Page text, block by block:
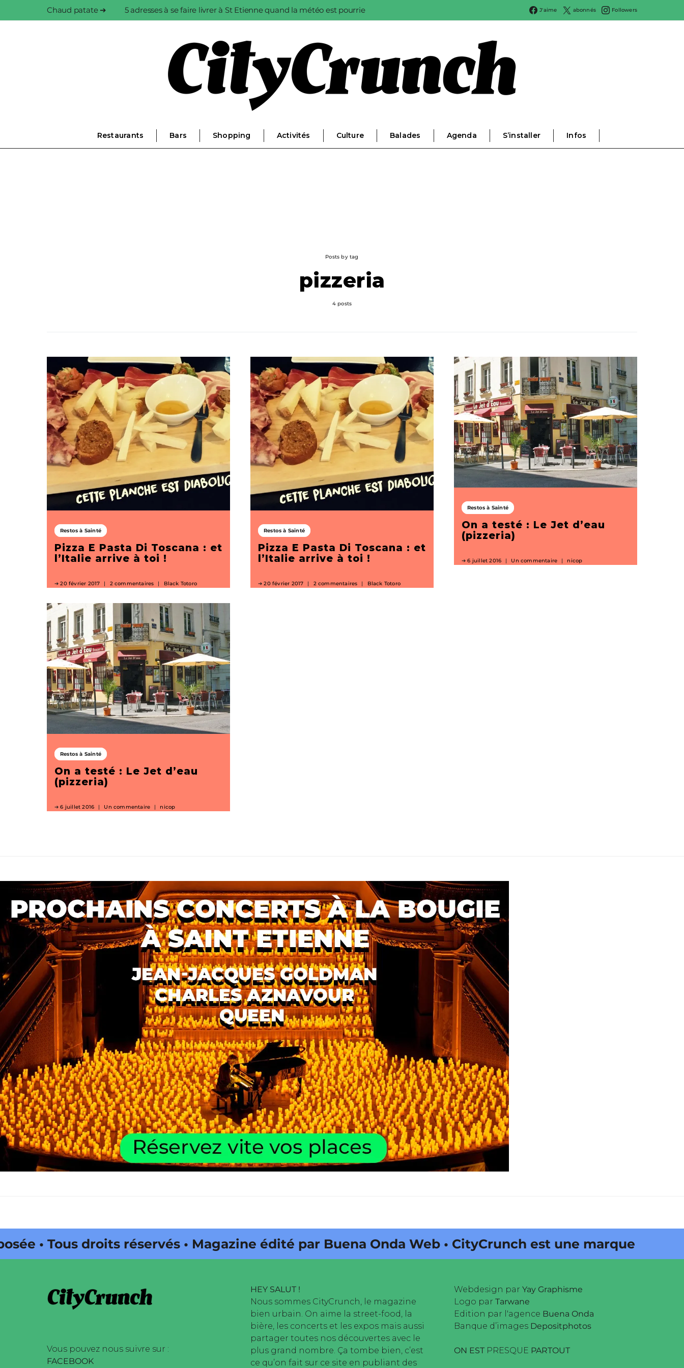
Chaud patate ➔ 5 adresses à se faire livrer à St Etienne quand la météo est pourrie J'aime abonnés Followers
Restaurants Bars Shopping Activités Culture Balades Agenda S’installer Infos
Posts by tag
pizzeria
4 posts
Restos à Sainté
Pizza E Pasta Di Toscana : et
l’Italie arrive à toi !
20 février 2017 2 commentaires Black Totoro
Restos à Sainté
Pizza E Pasta Di Toscana : et
l’Italie arrive à toi !
20 février 2017 2 commentaires Black Totoro
Restos à Sainté
On a testé : Le Jet d’eau
(pizzeria)
6 juillet 2016 Un commentaire nicop
Restos à Sainté
On a testé : Le Jet d’eau
(pizzeria)
6 juillet 2016 Un commentaire nicop
droits réservés • Magazine édité par Buena Onda Web • CityCrunch est une marque déposée •
Vous pouvez nous suivre sur :
FACEBOOK
HEY SALUT !
Nous sommes CityCrunch, le magazine
bien urbain. On aime la street-food, la
bière, les concerts et les expos mais aussi
partager toutes nos découvertes avec le
plus grand nombre. Ça tombe bien, c’est
ce qu’on fait sur ce site en publiant des
Webdesign par Yay Graphisme
Logo par Tarwane
Edition par l'agence Buena Onda
Banque d’images Depositphotos
ON EST PRESQUE PARTOUT